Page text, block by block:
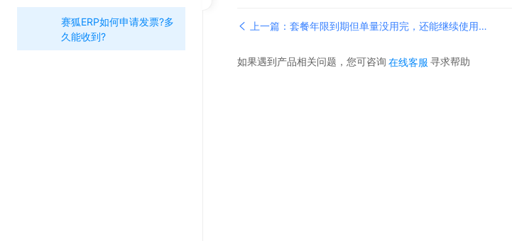
上一篇：套餐年限到期但单量没用完，还能继续使用
如果遇到产品相关问题，您可咨询 在线客服 寻求帮助
赛狐ERP如何申请发票?多
久能收到?